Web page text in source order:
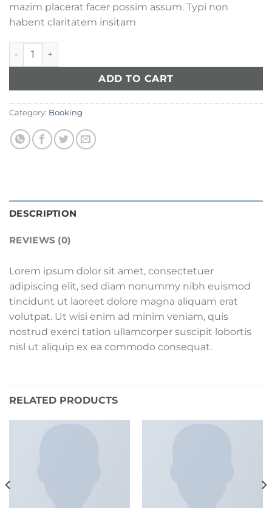
mazim placerat facer possim assum. Typi non
habent claritatem insitam
Yoga Course quantity
ADD TO CART
Category: Booking
DESCRIPTION
REVIEWS (0)
Lorem ipsum dolor sit amet, consectetuer
adipiscing elit, sed diam nonummy nibh euismod
tincidunt ut laoreet dolore magna aliquam erat
volutpat. Ut wisi enim ad minim veniam, quis
nostrud exerci tation ullamcorper suscipit lobortis
nisl ut aliquip ex ea commodo consequat.
RELATED PRODUCTS